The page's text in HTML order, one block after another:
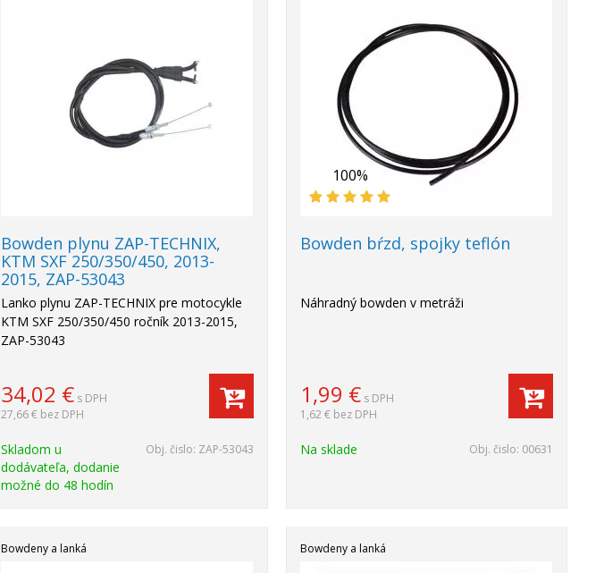
Bowden plynu ZAP-TECHNIX,
KTM SXF 250/350/450, 2013-
2015, ZAP-53043
Lanko plynu ZAP-TECHNIX pre motocykle
KTM SXF 250/350/450 ročník 2013-2015,
ZAP-53043
34,02 € s DPH
27,66 € bez DPH
Skladom u
dodávateľa, dodanie
možné do 48 hodín
Obj. čislo: ZAP-53043
100%
Bowden bŕzd, spojky teflón
Náhradný bowden v metráži
1,99 € s DPH
1,62 € bez DPH
Na sklade Obj. čislo: 00631
Bowdeny a lanká Bowdeny a lanká